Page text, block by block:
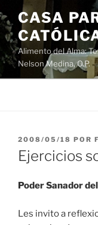
Saltar
al
contenido
CASA
Alimento del Alma:
Nelson Medina, O.P.
PUBLICADO
EL
2008/05/18 POR
Ejercicios
Poder Sanador
Les invito a